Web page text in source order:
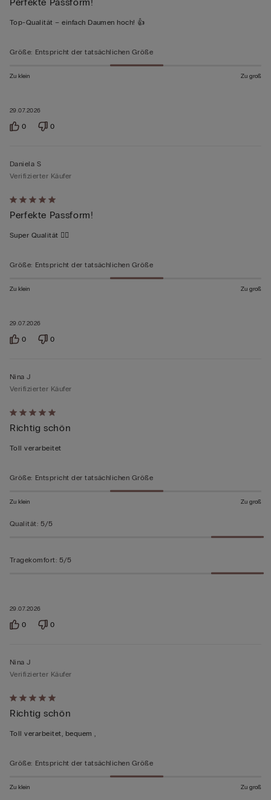
5
von
bewertet
29.07.2026
Top-Qualität – einfach Daumen hoch! 👍
Größe: Entspricht der tatsächlichen Größe
Zu klein Zu groß
0 0
Mit
5
von
bewertet
29.07.2026
Daniela S
Verifizierter Käufer
Perfekte Passform!
Super Qualität 👍🏻
Größe: Entspricht der tatsächlichen Größe
Zu klein Zu groß
0 0
Mit
5
von
bewertet
29.07.2026
Nina J
Verifizierter Käufer
Richtig schön
Toll verarbeitet
Größe: Entspricht der tatsächlichen Größe
Zu klein Zu groß
Qualität: 5/5
Tragekomfort: 5/5
0 0
Mit
5
von
bewertet
Nina J
Verifizierter Käufer
Richtig schön
Toll verarbeitet, bequem ,
Größe: Entspricht der tatsächlichen Größe
Zu klein Zu groß